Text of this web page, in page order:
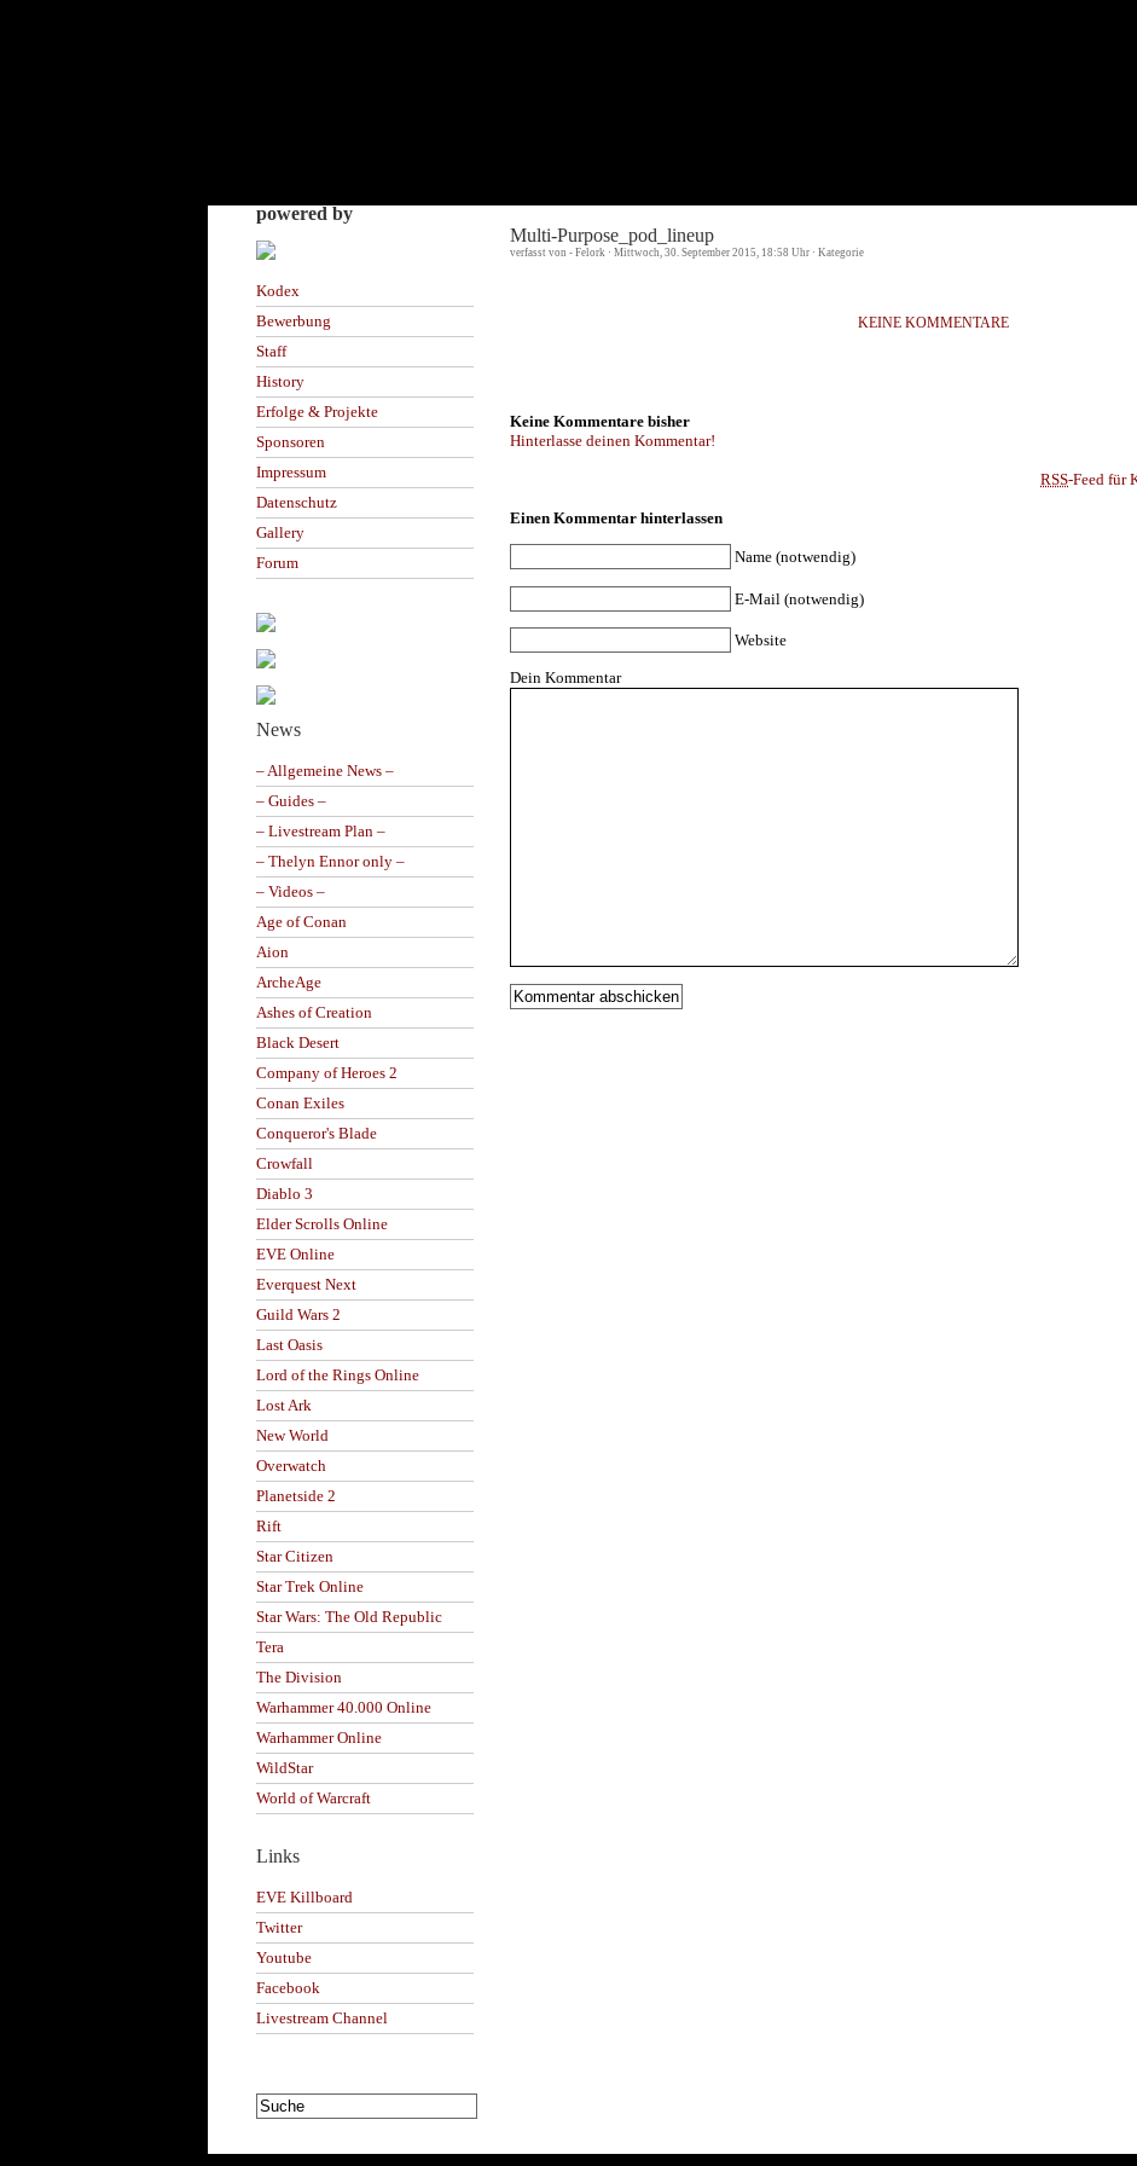
powered by
Kodex
Bewerbung
Staff
History
Erfolge & Projekte
Sponsoren
Impressum
Datenschutz
Gallery
Forum
News
– Allgemeine News –
– Guides –
– Livestream Plan –
– Thelyn Ennor only –
– Videos –
Age of Conan
Aion
ArcheAge
Ashes of Creation
Black Desert
Company of Heroes 2
Conan Exiles
Conqueror's Blade
Crowfall
Diablo 3
Elder Scrolls Online
EVE Online
Everquest Next
Guild Wars 2
Last Oasis
Lord of the Rings Online
Lost Ark
New World
Overwatch
Planetside 2
Rift
Star Citizen
Star Trek Online
Star Wars: The Old Republic
Tera
The Division
Warhammer 40.000 Online
Warhammer Online
WildStar
World of Warcraft
Links
EVE Killboard
Twitter
Youtube
Facebook
Livestream Channel
Multi-Purpose_pod_lineup
verfasst von - Felork · Mittwoch, 30. September 2015, 18:58 Uhr · Kategorie
KEINE KOMMENTARE
Keine Kommentare bisher
Hinterlasse deinen Kommentar!
RSS-Feed für
Einen Kommentar hinterlassen
Name (notwendig)
E-Mail (notwendig)
Website
Dein Kommentar